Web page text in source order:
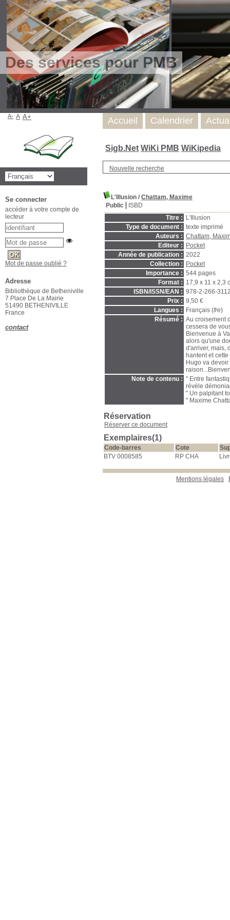
Des services pour PMB
Sigb.Net WiKi PMB WiKipedia
Nouvelle recherche
L'Illusion / Chattam, Maxime
Public
ISBD
Titre :
L'Illusion
Type de document : texte imprimé
Auteurs : Chattam,
Editeur :
Pocket
Année de publication : 2022
Collection :
Pocket
Importance : 544 pages
Format : 17,9 x 11 x 2,3
ISBN/ISSN/EAN : 978-2-266-
Prix : 9,50 €
Langues :
Français (fre)
Résumé : Au croisement
cessera de
Bienvenue à
alors qu'une
d'arriver, mais,
hantent et
Hugo va
Note de contenu : " Entre
révèle
" Un palpitant
" Maxime
Réservation
Réserver ce document
Exemplaires(1)
Code-barres Cote
BTV 0008585
RP CHA
Mentions légales
Accueil Calendrier
A- A A+
Se connecter
accéder à votre compte de
lecteur
Mot de passe oublié ?
Adresse
Bibliothèque de Betheniville
7 Place De La Mairie
51490 BETHENIVILLE
France
contact